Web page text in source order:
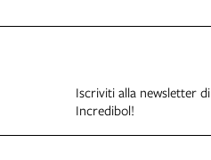
Iscriviti alla newsletter di
Incredibol!